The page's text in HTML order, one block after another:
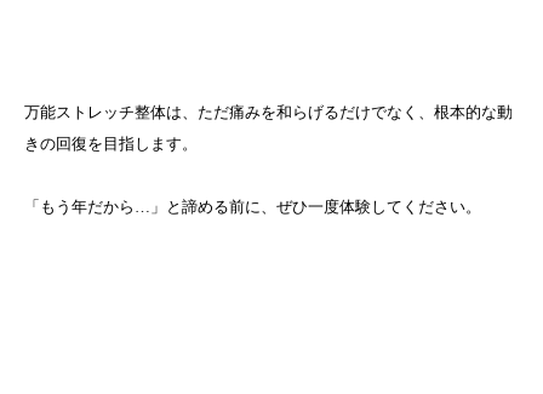
万能ストレッチ整体は、ただ痛みを和らげるだけでなく、根本的な動
きの回復を目指します。
「もう年だから…」と諦める前に、ぜひ一度体験してください。